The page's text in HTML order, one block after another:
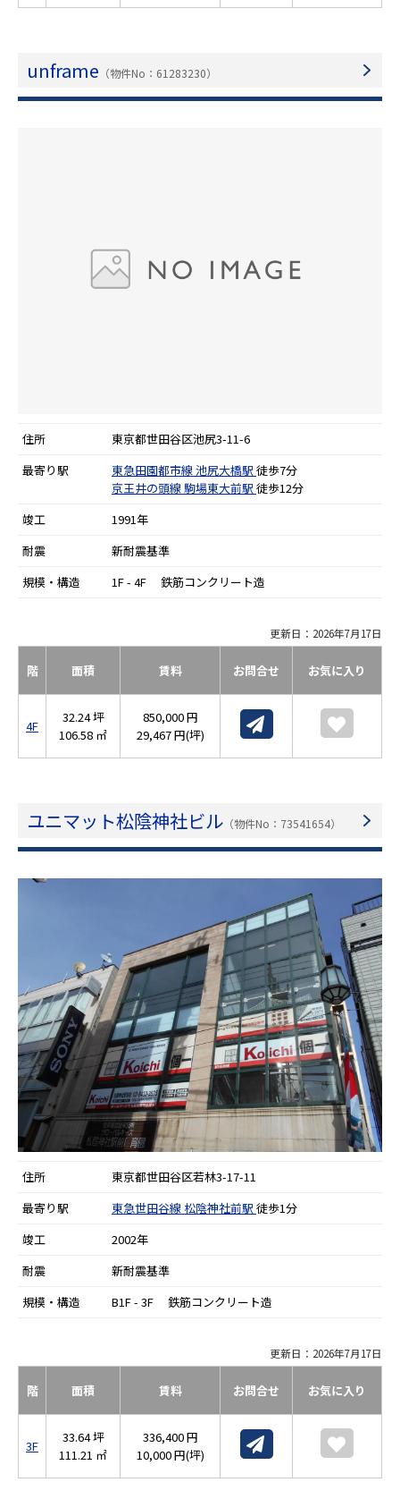
unframe （物件No：61283230）
住所
東京都世田谷区池尻3-11-6
最寄り駅
東急田園都市線池尻大橋駅 徒歩7分
京王井の頭線駒場東大前駅 徒歩12分
竣工
1991年
耐震
新耐震基準
規模・構造
1F - 4F 鉄筋コンクリート造
更新日：2026年7月17日
階 面積 賃料 お問合せ お気に入り
4F
32.24 坪
106.58 ㎡
850,000 円
29,467 円(坪)
ユニマット松陰神社ビル （物件No：73541654）
住所
東京都世田谷区若林3-17-11
最寄り駅
東急世田谷線松陰神社前駅 徒歩1分
竣工
2002年
耐震
新耐震基準
規模・構造
B1F - 3F 鉄筋コンクリート造
更新日：2026年7月17日
階 面積 賃料 お問合せ お気に入り
3F
33.64 坪
111.21 ㎡
336,400 円
10,000 円(坪)